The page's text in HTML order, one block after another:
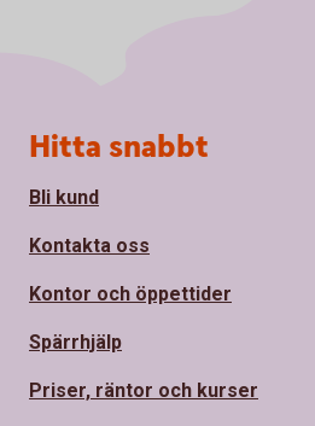
Sidfot
Hitta snabbt
Bli kund
Kontakta oss
Kontor och öppettider
Spärrhjälp
Priser, räntor och kurser